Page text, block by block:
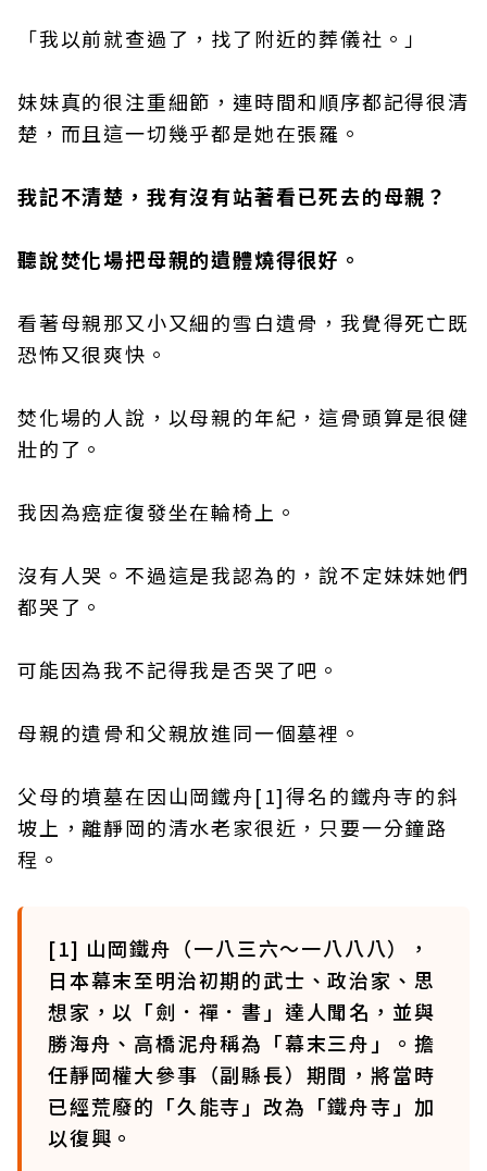
「我以前就查過了，找了附近的葬儀社。」
妹妹真的很注重細節，連時間和順序都記得很清
楚，而且這一切幾乎都是她在張羅。
我記不清楚，我有沒有站著看已死去的母親？
聽說焚化場把母親的遺體燒得很好。
看著母親那又小又細的雪白遺骨，我覺得死亡既
恐怖又很爽快。
焚化場的人說，以母親的年紀，這骨頭算是很健
壯的了。
我因為癌症復發坐在輪椅上。
沒有人哭。不過這是我認為的，說不定妹妹她們
都哭了。
可能因為我不記得我是否哭了吧。
母親的遺骨和父親放進同一個墓裡。
父母的墳墓在因山岡鐵舟[1]得名的鐵舟寺的斜
坡上，離靜岡的清水老家很近，只要一分鐘路
程。
[1] 山岡鐵舟（一八三六～一八八八），
日本幕末至明治初期的武士、政治家、思
想家，以「劍．禪．書」達人聞名，並與
勝海舟、高橋泥舟稱為「幕末三舟」。擔
任靜岡權大參事（副縣長）期間，將當時
已經荒廢的「久能寺」改為「鐵舟寺」加
以復興。